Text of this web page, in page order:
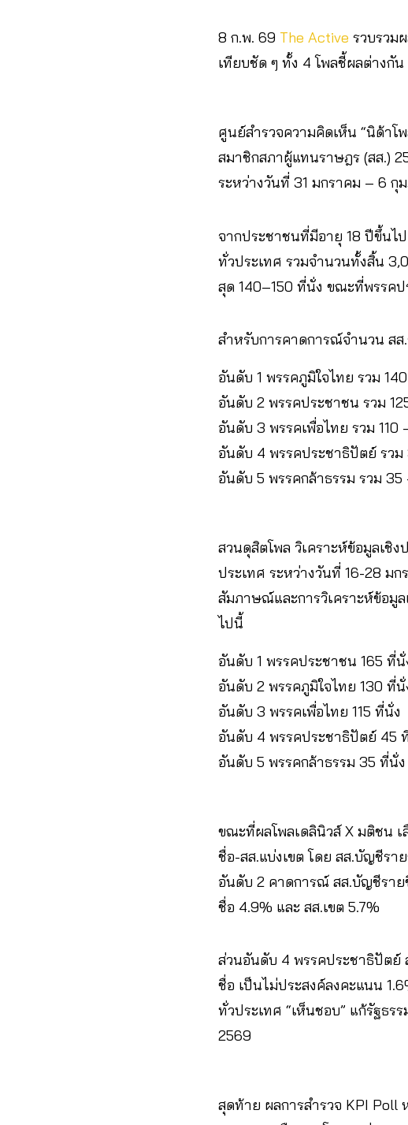
8 ก.พ. 69 The Active รวบรวม
เทียบชัด ๆ ทั้ง 4 โพลชี้ผลต่างกัน
ศูนย์สำรวจความคิดเห็น “นิด้า
สมาชิกสภาผู้แทนราษฎร (สส.)
ระหว่างวันที่ 31 มกราคม – 6 กุ
จากประชาชนที่มีอายุ 18 ปีขึ้นไ
ทั่วประเทศ รวมจำนวนทั้งสิ้น
สุด 140–150 ที่นั่ง ขณะที่พรรคป
สำหรับการคาดการณ์จำนวน สส
อันดับ 1 พรรคภูมิใจไทย รวม
อันดับ 2 พรรคประชาชน รวม
อันดับ 3 พรรคเพื่อไทย รวม 110
อันดับ 4 พรรคประชาธิปัตย์ รว
อันดับ 5 พรรคกล้าธรรม รวม
สวนดุสิตโพล วิเคราะห์ข้อมูลเชิ
ประเทศ ระหว่างวันที่ 16-28 ม
สัมภาษณ์และการวิเคราะห์ข้อมู
ไปนี้
อันดับ 1 พรรคประชาชน 165 ที่นั่
อันดับ 2 พรรคภูมิใจไทย 130 ที่นั่
อันดับ 3 พรรคเพื่อไทย 115 ที่นั่ง
อันดับ 4 พรรคประชาธิปัตย์ 45
อันดับ 5 พรรคกล้าธรรม 35 ที่นั่ง
ขณะที่ผลโพลเดลินิวส์ X มติชน เ
ชื่อ-สส.แบ่งเขต โดย สส.บัญชีร
อันดับ 2 คาดการณ์ สส.บัญชีราย
ชื่อ 4.9% และ สส.เขต 5.7%
ส่วนอันดับ 4 พรรคประชาธิปัตย์
ชื่อ เป็นไม่ประสงค์ลงคะแนน
ทั่วประเทศ “เห็นชอบ” แก้รัฐธ
2569
สุดท้าย ผลการสำรวจ KPI Poll